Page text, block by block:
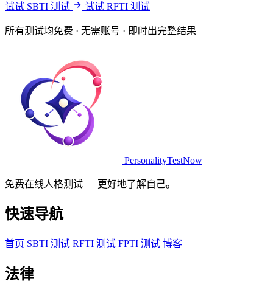
试试 SBTI 测试 试试 RFTI 测试
所有测试均免费 · 无需账号 · 即时出完整结果
PersonalityTestNow
免费在线人格测试 — 更好地了解自己。
快速导航
首页 SBTI 测试 RFTI 测试 FPTI 测试 博客
法律